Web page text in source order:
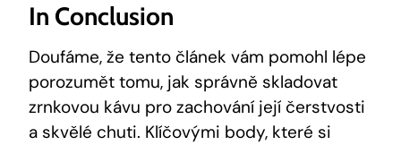
In Conclusion
Doufáme, že tento článek vám pomohl lépe
porozumět tomu, jak správně skladovat
zrnkovou kávu pro zachování její čerstvosti
a skvělé chuti. Klíčovými body, které si